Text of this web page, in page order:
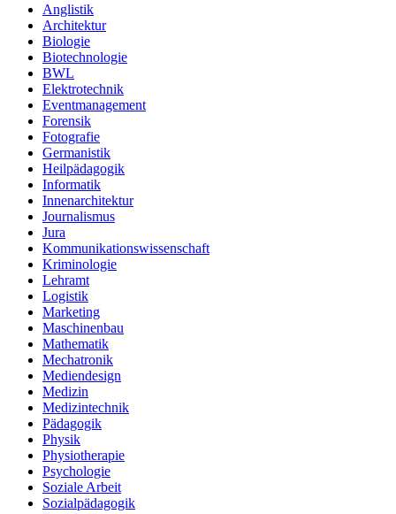
Anglistik
Architektur
Biologie
Biotechnologie
BWL
Elektrotechnik
Eventmanagement
Forensik
Fotografie
Germanistik
Heilpädagogik
Informatik
Innenarchitektur
Journalismus
Jura
Kommunikationswissenschaft
Kriminologie
Lehramt
Logistik
Marketing
Maschinenbau
Mathematik
Mechatronik
Mediendesign
Medizin
Medizintechnik
Pädagogik
Physik
Physiotherapie
Psychologie
Soziale Arbeit
Sozialpädagogik